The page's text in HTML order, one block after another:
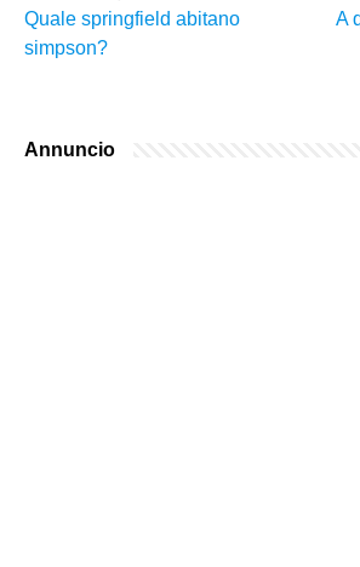
Quale springfield abitano
simpson?
A
Annuncio